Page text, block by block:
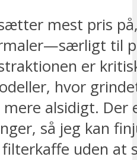
mest pris
til
er
hvor
alsidigt. Der
så jeg kan
filterkaffe uden at